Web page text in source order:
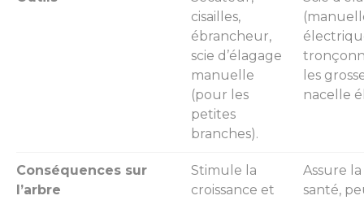
cisailles,
ébrancheur,
scie d’élagage
manuelle
(pour les
petites
branches).
les
nacelle
Conséquences sur
l’arbre
Stimule la
croissance et
Assure
santé,